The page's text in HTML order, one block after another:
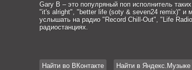
Gary B – это популряный поп исполнитель
"it's alright", "better life (soty & seven24 remix)" и
услышать на радио "Record Chill-Out", "Life
радиостанциях.
Найти во ВКонтакте Найти в Яндекс.Музыке